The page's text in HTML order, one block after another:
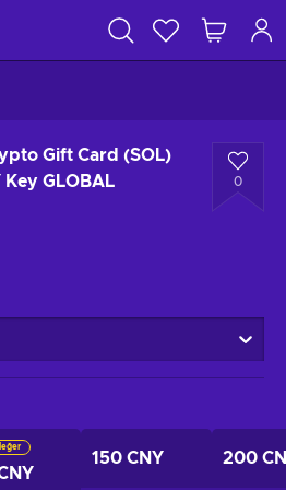
Gift Card (SOL)
GLOBAL
0
150 CNY 200